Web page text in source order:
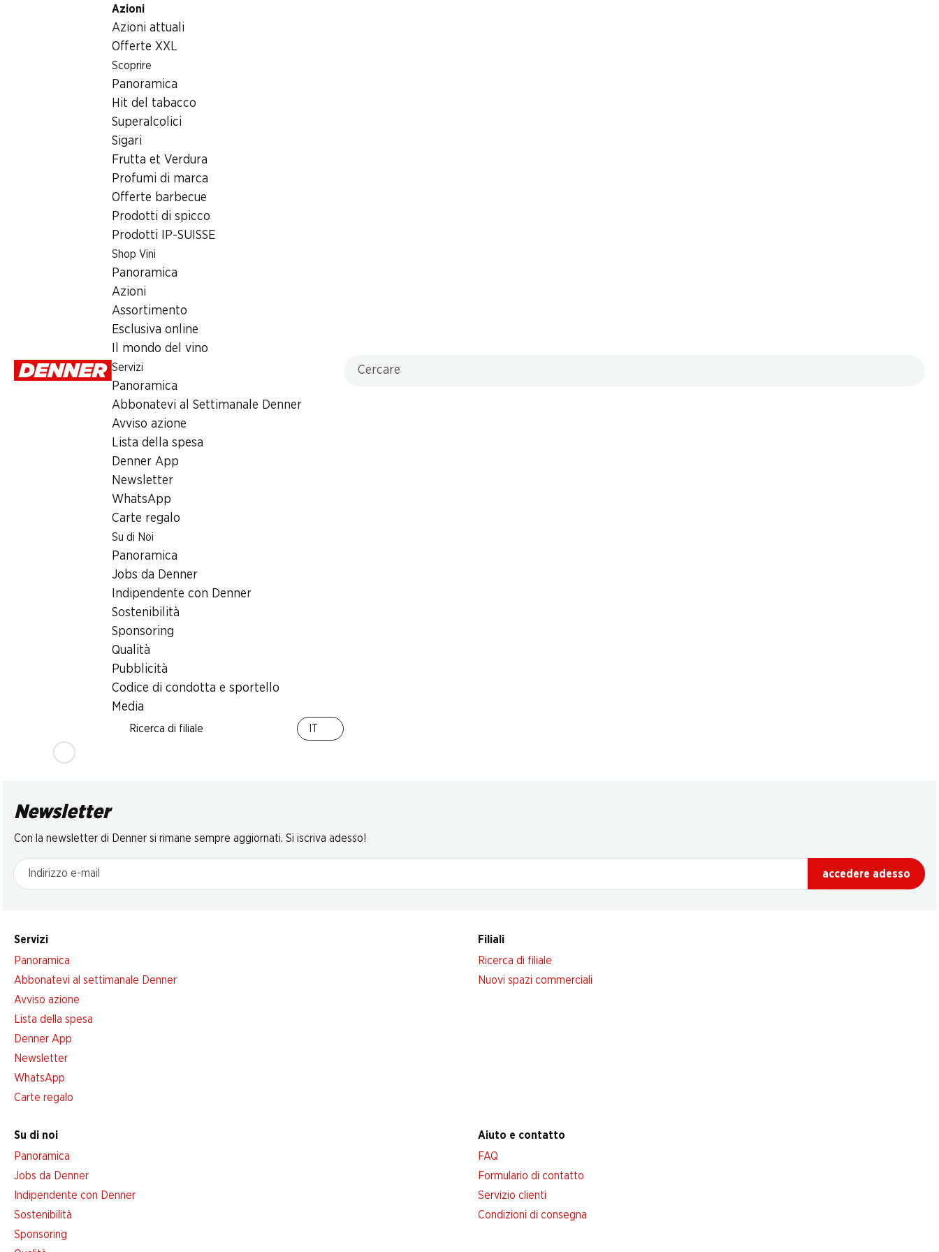
Azioni
Azioni attuali
Offerte XXL
Scoprire
Panoramica
Hit del tabacco
Superalcolici
Sigari
Frutta et Verdura
Profumi di marca
Offerte barbecue
Prodotti di spicco
Prodotti IP-SUISSE
Shop Vini
Panoramica
Azioni
Assortimento
Esclusiva online
Il mondo del vino
Servizi
Panoramica
Abbonatevi al Settimanale Denner
Avviso azione
Lista della spesa
Denner App
Newsletter
WhatsApp
Carte regalo
Su di Noi
Panoramica
Jobs da Denner
Indipendente con Denner
Sostenibilità
Sponsoring
Qualità
Pubblicità
Codice di condotta e sportello
Media
Ricerca di filiale
Generi alimentari
Mini cornetti Denner
Vaniglia & Cioccolato, 12 x 28 ml
1100619
Altri clienti hanno acquistato anche
30%
6.95
Gelato Cookie
Dough Ben & Jerry’s
465 ml
Newsletter
Con la newsletter di Denner si rimane sempre aggiornati. Si iscriva adesso!
Indirizzo e-mail
accedere adesso
Servizi
Panoramica
Abbonatevi al settimanale Denner
Avviso azione
Lista della spesa
Denner App
Newsletter
WhatsApp
Carte regalo
Filiali
Ricerca di filiale
Nuovi spazi commerciali
Su di noi
Panoramica
Jobs da Denner
Indipendente con Denner
Sostenibilità
Sponsoring
Aiuto e contatto
FAQ
Formulario di contatto
Servizio clienti
Condizioni di consegna